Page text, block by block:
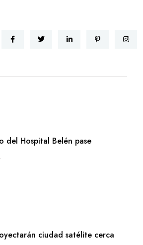
del Hospital Belén pase
ciudad satélite cerca